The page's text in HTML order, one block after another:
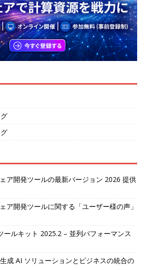
ア開発ツールの最新バージョン 2026 提供
ア開発ツールに関する「ユーザー様の声」
ルキット 2025.2 – 並列パフォーマンス
成 AI ソリューションとビジネスの統合の